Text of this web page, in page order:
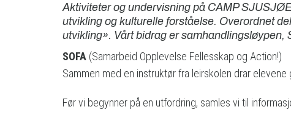
Aktiviteter og undervisning på CAMP
utvikling og kulturelle forståelse. Overordnet
utvikling». Vårt bidrag er samhandlingsløypen,
SOFA (Samarbeid Opplevelse Fellesskap og Action!)
Sammen med en instruktør fra leirskolen drar
Før vi begynner på en utfordring, samles vi til